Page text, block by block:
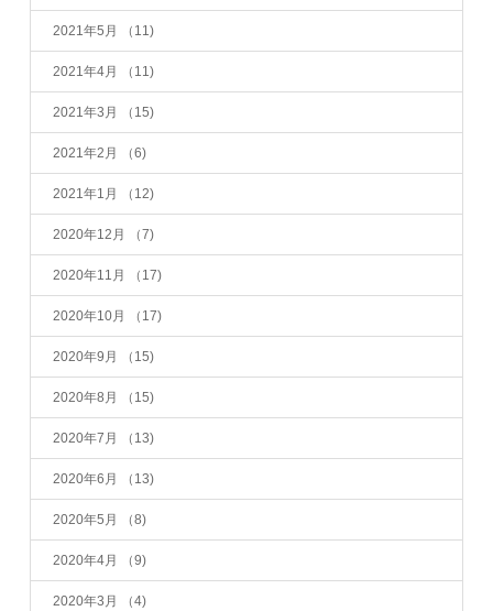
2021年5月 （11)
2021年4月 （11)
2021年3月 （15)
2021年2月 （6)
2021年1月 （12)
2020年12月 （7)
2020年11月 （17)
2020年10月 （17)
2020年9月 （15)
2020年8月 （15)
2020年7月 （13)
2020年6月 （13)
2020年5月 （8)
2020年4月 （9)
2020年3月 （4)